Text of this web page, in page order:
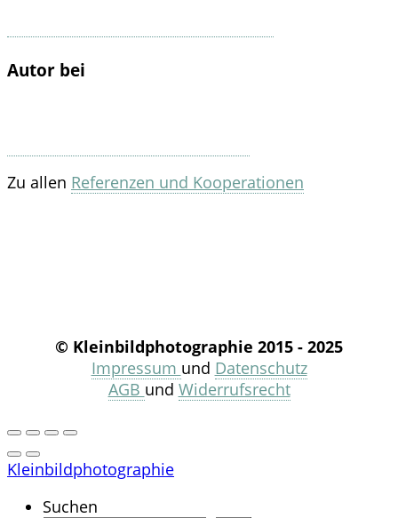
Autor bei
Zu allen Referenzen und Kooperationen
© Kleinbildphotographie 2015 - 2025
Impressum und Datenschutz
AGB und Widerrufsrecht
Kleinbildphotographie
Suchen